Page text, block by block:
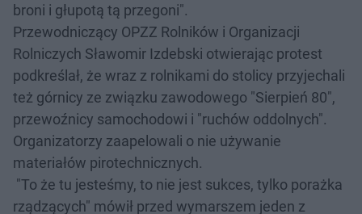
broni i głupotą tą przegoni".
Przewodniczący OPZZ Rolników i Organizacji
Rolniczych Sławomir Izdebski otwierając protest
podkreślał, że wraz z rolnikami do stolicy przyjechali
też górnicy ze związku zawodowego "Sierpień 80",
przewoźnicy samochodowi i "ruchów oddolnych".
Organizatorzy zaapelowali o nie używanie
materiałów pirotechnicznych.
"To że tu jesteśmy, to nie jest sukces, tylko porażka
rządzących" mówił przed wymarszem jeden z